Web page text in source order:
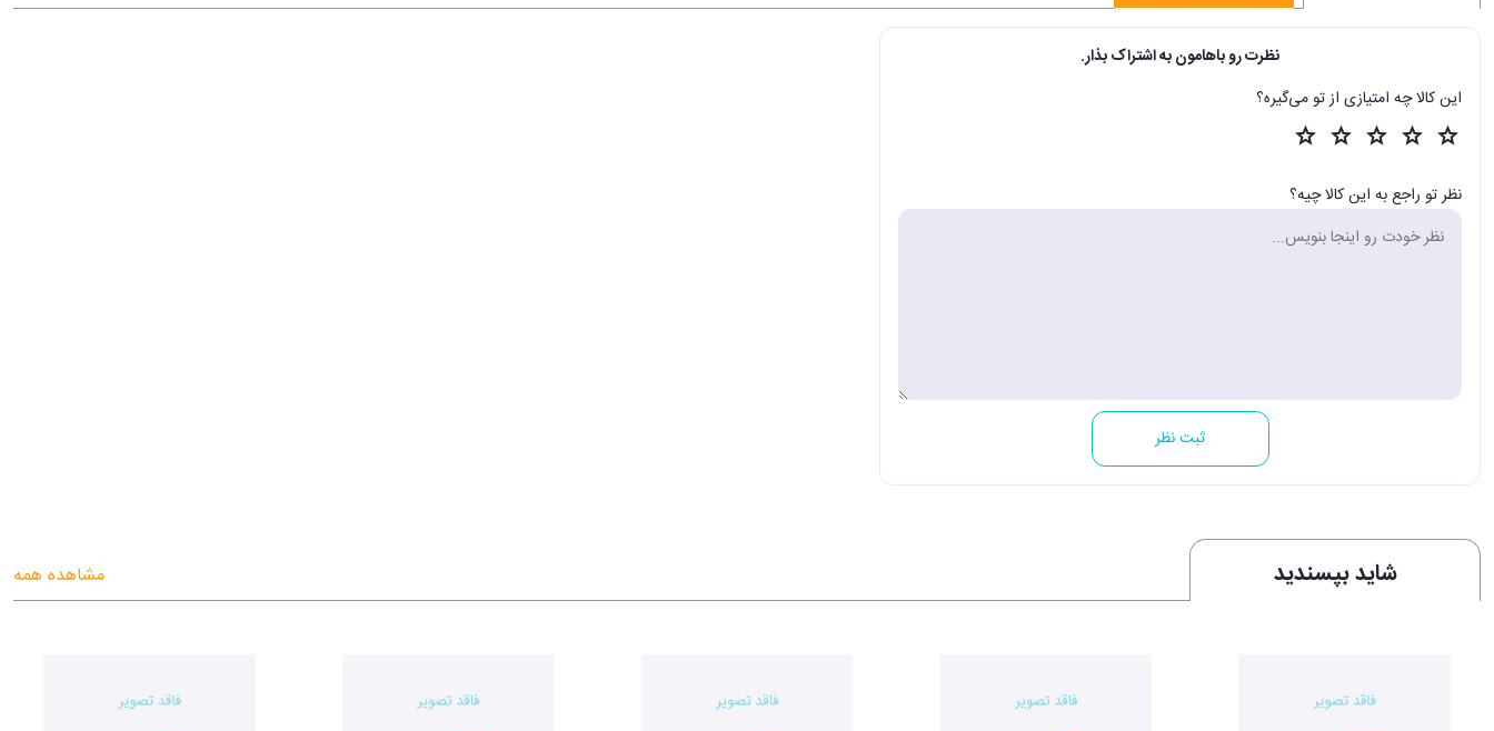
نظرت رو باهامون به اشتراک بذار.
این کالا چه امتیازی از تو می‌گیره؟
نظر تو راجع به این کالا چیه؟
ثبت نظر
شاید بپسندید مشاهده همه